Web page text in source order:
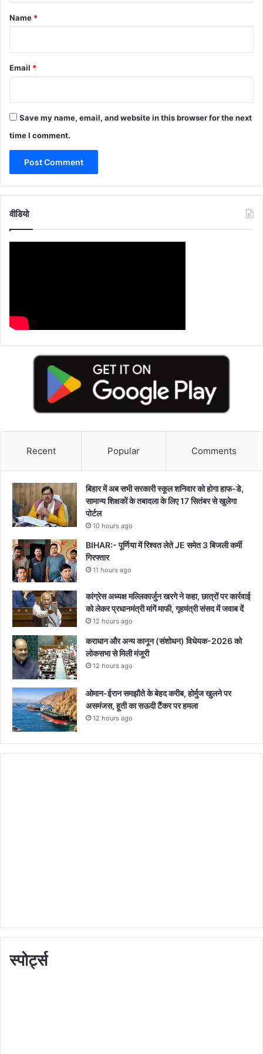
*
Name *
Email *
Save my name, email, and website in this browser for the next
time I comment.
वीडियो
Recent Popular Comments
बिहार में अब सभी सरकारी स्कूल शनिवार को होगा हाफ-डे,
सामान्य शिक्षकों के तबादला के लिए 17 सितंबर से खुलेगा
पोर्टल
10 hours ago
BIHAR:- पूर्णिया में रिश्वत लेते JE समेत 3 बिजली कर्मी
गिरफ्तार
11 hours ago
कांग्रेस अध्यक्ष मल्लिकार्जुन खरगे ने कहा, छात्रों पर कार्रवाई
को लेकर प्रधानमंत्री मांगें माफी, गृहमंत्री संसद में जवाब दें
12 hours ago
कराधान और अन्य कानून (संशोधन) विधेयक-2026 को
लोकसभा से मिली मंजूरी
12 hours ago
ओमान-ईरान समझौते के बेहद करीब, होर्मुज खुलने पर
असमंजस, हूती का सऊदी टैंकर पर हमला
12 hours ago
स्पोर्ट्स